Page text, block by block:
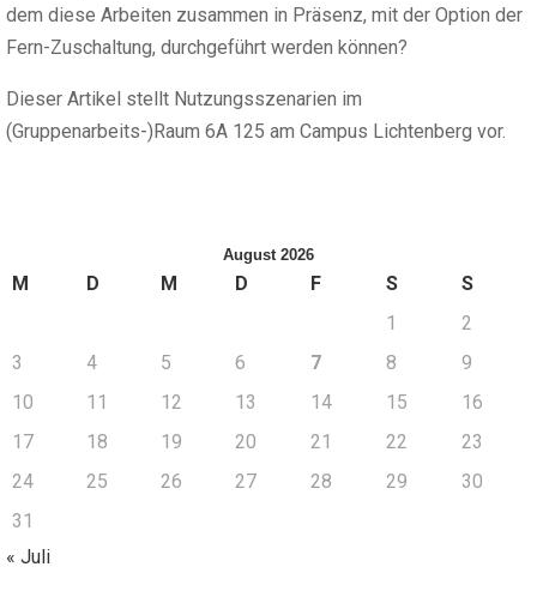
dem diese Arbeiten zusammen in Präsenz, mit der Option der
Fern-Zuschaltung, durchgeführt werden können?
Dieser Artikel stellt Nutzungsszenarien im
(Gruppenarbeits-)Raum 6A 125 am Campus Lichtenberg vor.
August 2026
M D M D F S
S
1
2
3
4 5 6 7 8
9
10
11 12 13 14 15
16
17
18 19 20 21 22
23
24
25 26 27 28 29
30
31
« Juli